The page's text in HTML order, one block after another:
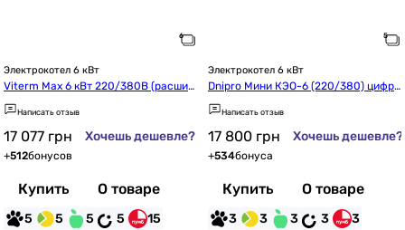
Электрокотел 6 кВт
Viterm Max 6 кВт 220/380В (расшир
ительный бак + насос + группа безо
пасности)
Написать отзыв
17 077 грн Хочешь дешевле?
+512бонусов
Купить О товаре
5 5 5 5 15
Электрокотел 6 кВт
Dnipro Мини КЭО-6 (220/380) цифро
вой с насосом Wilo
Написать отзыв
17 800 грн Хочешь дешевле?
+534бонуса
Купить О товаре
3 3 3 3 3